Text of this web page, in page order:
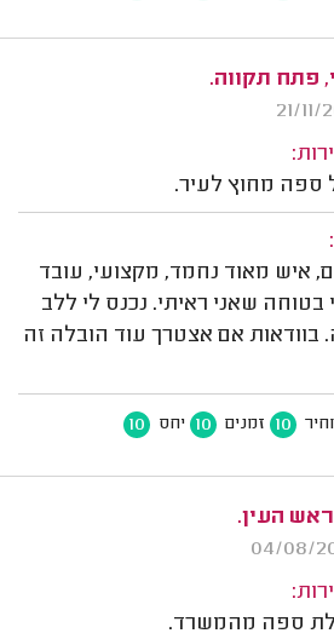
פתח תקווה.
ספה מחוץ לעיר.
איש מאוד נחמד, מקצועי, עובד
בטוחה שאני ראיתי. נכנס לי ללב
בוודאות אם אצטרך עוד הובלה זה
10 זמנים 10 יחס 10
העין.
ספה מהמשרד.